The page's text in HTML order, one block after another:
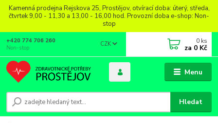
Kamenná prodejna Rejskova 25, Prostějov, otvírací doba: úterý, středa,
čtvrtek 9,00 - 11,30 a 13,00 - 16,00 hod. Provozní doba e-shop: Non-
stop
Menu
CZK
Hledat
+420 774 706 260
Non-stop
0 ks
za 0 Kč